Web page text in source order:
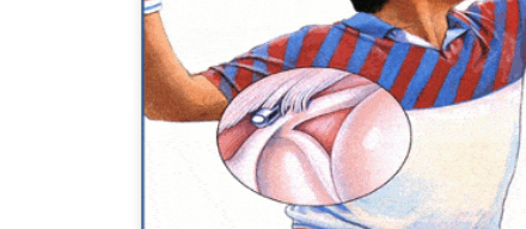
Artroscopia di Spalla: una spalla problematica La tua
spalla è una delle tue articolazioni più mobili, ma tutta
questa libertà la mette a rischio per infortuni. I
problemi possono insorgere a seguito di movimenti
ripetuti o a seguito in trauma improvviso. La buona
notizia è che l’artroscopia può essere di […]